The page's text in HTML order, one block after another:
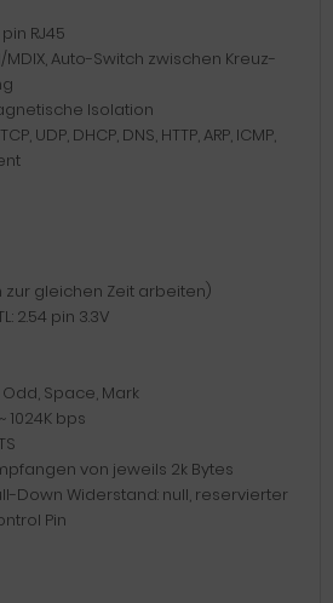
RJ45
MDIX, Auto-Switch zwischen Kreuz-
Isolation
UDP, DHCP, DNS, HTTP, ARP, ICMP,
zur gleichen Zeit arbeiten)
2.54 pin 3.3V
Odd, Space, Mark
1024K bps
von jeweils 2k Bytes
Down Widerstand: null, reservierter
Pin